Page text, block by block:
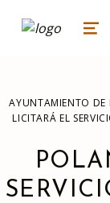
AYUNTAMIENTO DE POLANCO
AYUNTAMIENTO DE
LICITARÁ EL